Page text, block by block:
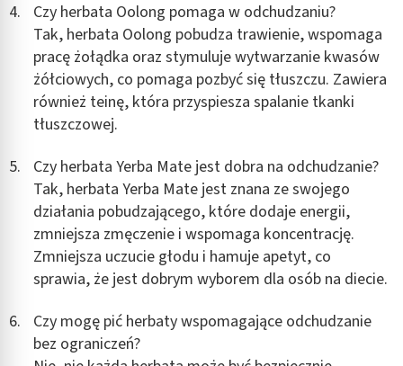
Czy herbata Oolong pomaga w odchudzaniu?
Tak, herbata Oolong pobudza trawienie, wspomaga
pracę żołądka oraz stymuluje wytwarzanie kwasów
żółciowych, co pomaga pozbyć się tłuszczu. Zawiera
również teinę, która przyspiesza spalanie tkanki
tłuszczowej.
Czy herbata Yerba Mate jest dobra na odchudzanie?
Tak, herbata Yerba Mate jest znana ze swojego
działania pobudzającego, które dodaje energii,
zmniejsza zmęczenie i wspomaga koncentrację.
Zmniejsza uczucie głodu i hamuje apetyt, co
sprawia, że jest dobrym wyborem dla osób na diecie.
Czy mogę pić herbaty wspomagające odchudzanie
bez ograniczeń?